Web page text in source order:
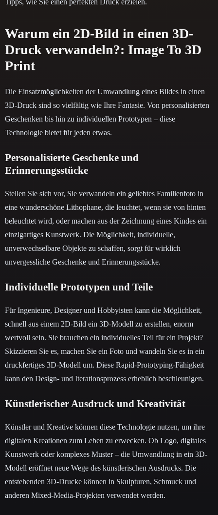
Warum ein 2D-Bild in einen 3D-
Druck verwandeln?: Image To 3D
Print
Die Einsatzmöglichkeiten der Umwandlung eines Bildes in einen
3D-Druck sind so vielfältig wie Ihre Fantasie. Von personalisierten
Geschenken bis hin zu individuellen Prototypen – diese
Technologie bietet für jeden etwas.
Personalisierte Geschenke und
Erinnerungsstücke
Stellen Sie sich vor, Sie verwandeln ein geliebtes Familienfoto in
eine wunderschöne Lithophane, die leuchtet, wenn sie von hinten
beleuchtet wird, oder machen aus der Zeichnung eines Kindes ein
einzigartiges Kunstwerk. Die Möglichkeit, individuelle,
unverwechselbare Objekte zu schaffen, sorgt für wirklich
unvergessliche Geschenke und Erinnerungsstücke.
Individuelle Prototypen und Teile
Für Ingenieure, Designer und Hobbyisten kann die Möglichkeit,
schnell aus einem 2D-Bild ein 3D-Modell zu erstellen, enorm
wertvoll sein. Sie brauchen ein individuelles Teil für ein Projekt?
Skizzieren Sie es, machen Sie ein Foto und wandeln Sie es in ein
druckfertiges 3D-Modell um. Diese Rapid-Prototyping-Fähigkeit
kann den Design- und Iterationsprozess erheblich beschleunigen.
Künstlerischer Ausdruck und Kreativität
Künstler und Kreative können diese Technologie nutzen, um ihre
digitalen Kreationen zum Leben zu erwecken. Ob Logo, digitales
Kunstwerk oder komplexes Muster – die Umwandlung in ein 3D-
Modell eröffnet neue Wege des künstlerischen Ausdrucks. Die
entstehenden 3D-Drucke können in Skulpturen, Schmuck und
anderen Mixed-Media-Projekten verwendet werden.